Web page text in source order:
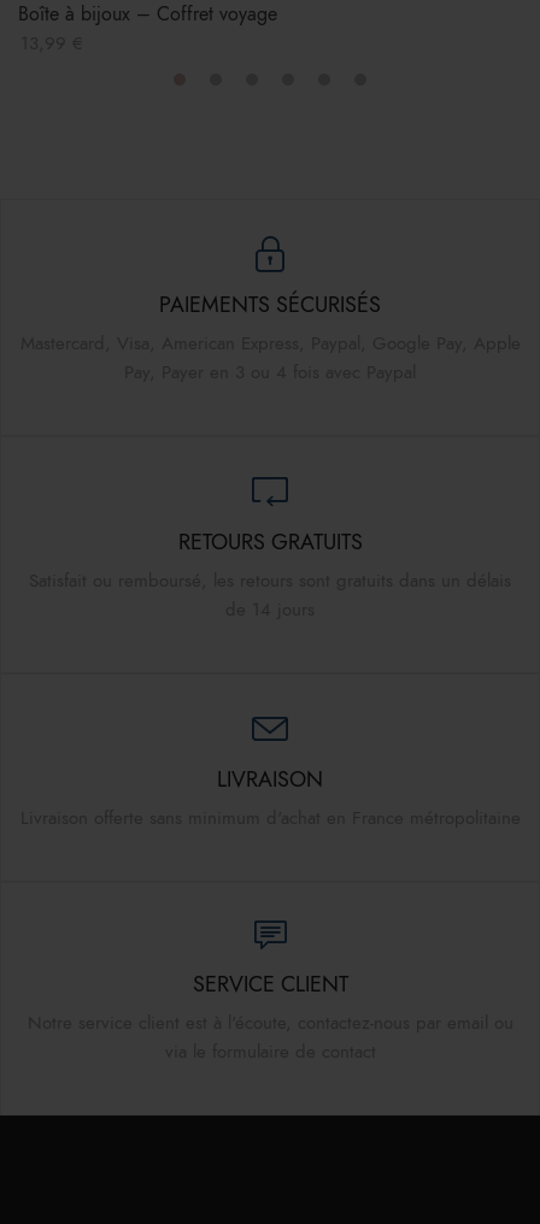
Boîte à bijoux – Coffret voyage
PAIEMENTS SÉCURISÉS
RETOURS GRATUITS
LIVRAISON
SERVICE CLIENT